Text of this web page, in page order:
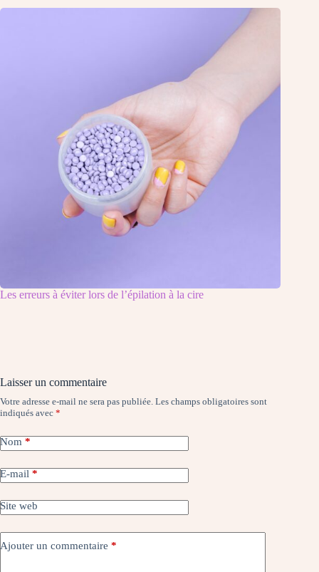
Les erreurs à éviter lors de l’épilation à la cire
Laisser un commentaire
Votre adresse e-mail ne sera pas publiée. Les champs obligatoires sont
indiqués avec *
Nom *
E-mail *
Site web
Ajouter un commentaire *